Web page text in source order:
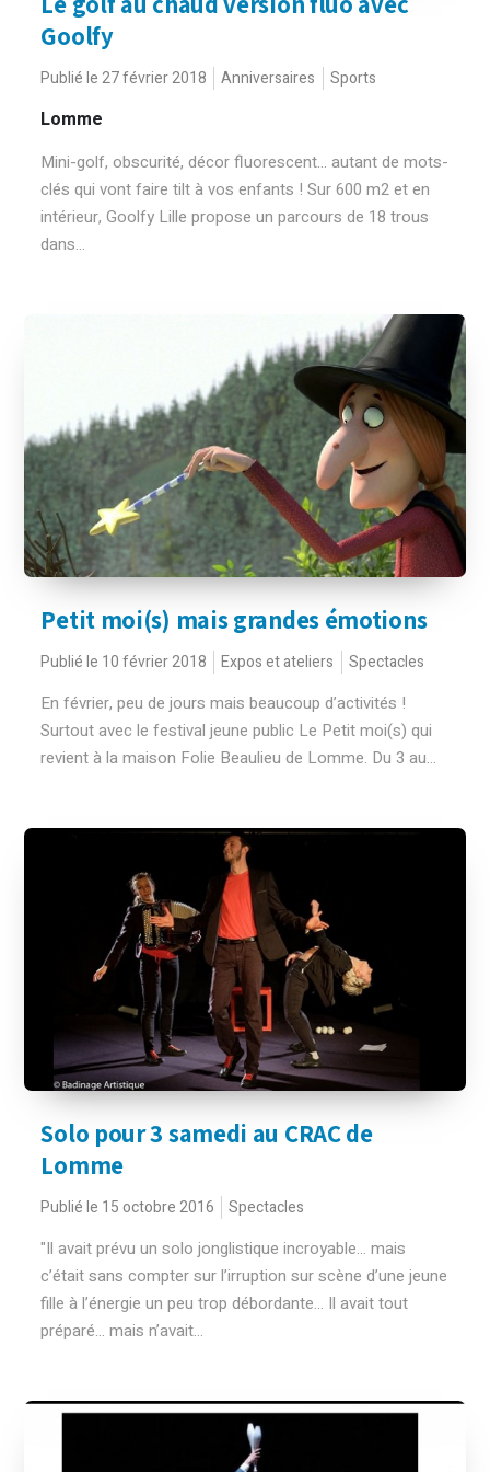
Goolfy
Publié le 27 février 2018 Anniversaires Sports
Lomme
Mini-golf, obscurité, décor fluorescent… autant de mots-
clés qui vont faire tilt à vos enfants ! Sur 600 m2 et en
intérieur, Goolfy Lille propose un parcours de 18 trous
dans...
Petit moi(s) mais grandes émotions
Publié le 10 février 2018 Expos et ateliers Spectacles
En février, peu de jours mais beaucoup d’activités !
Surtout avec le festival jeune public Le Petit moi(s) qui
revient à la maison Folie Beaulieu de Lomme. Du 3 au...
Solo pour 3 samedi au CRAC de
Lomme
Publié le 15 octobre 2016 Spectacles
"Il avait prévu un solo jonglistique incroyable... mais
c’était sans compter sur l’irruption sur scène d’une jeune
fille à l’énergie un peu trop débordante... Il avait tout
préparé... mais n’avait...